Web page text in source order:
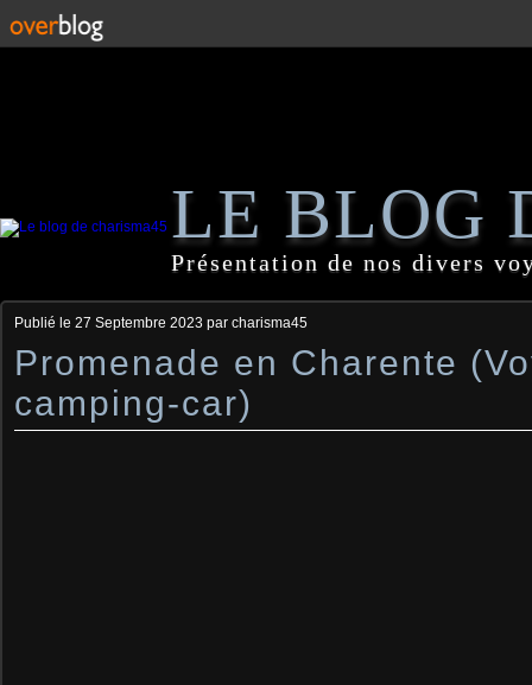
LE BLOG
Présentation de nos divers
Publié le 27 Septembre 2023 par charisma45
Promenade en Charente
camping-car)